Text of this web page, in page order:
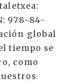
978-84-
global
tiempo se
como